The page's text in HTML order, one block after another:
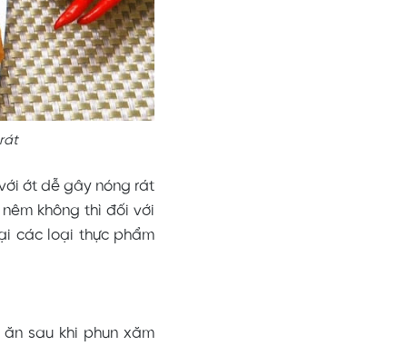
ớt dễ gây nóng rát
không thì đối với
các loại thực phẩm
sau khi phun xăm